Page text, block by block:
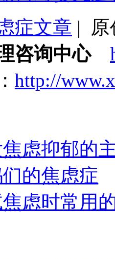
症文章 | 原
咨询中心
http://
虑抑郁的
的焦虑症
虑时常用